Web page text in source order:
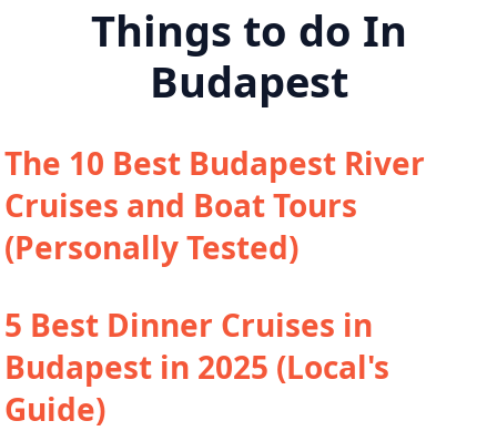
Things to do In
Budapest
The 10 Best Budapest River
Cruises and Boat Tours
(Personally Tested)
5 Best Dinner Cruises in
Budapest in 2025 (Local's
Guide)